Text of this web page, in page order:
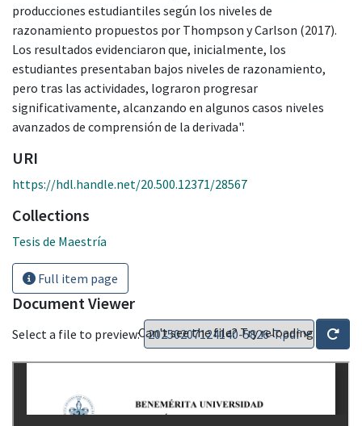
producciones estudiantiles según los niveles de
razonamiento propuestos por Thompson y Carlson (2017).
Los resultados evidenciaron que, inicialmente, los
estudiantes presentaban bajos niveles de razonamiento,
pero tras las actividades, lograron progresar
significativamente, alcanzando en algunos casos niveles
avanzados de comprensión de la derivada".
URI
https://hdl.handle.net/20.500.12371/28567
Collections
Tesis de Maestría
Full item page
Document Viewer
Select a file to preview:Can't see the file? Try reloading